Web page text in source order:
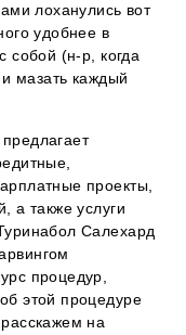
лоханулись вот
удобнее в
собой (н-р, когда
мазать каждый
проекты,
а также услуги
Салехард
процедур,
этой процедуре
на